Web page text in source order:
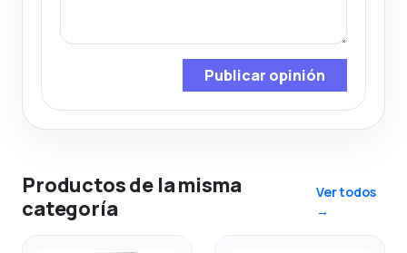
Publicar opinión
Productos de la misma
categoría
Ver todos
→